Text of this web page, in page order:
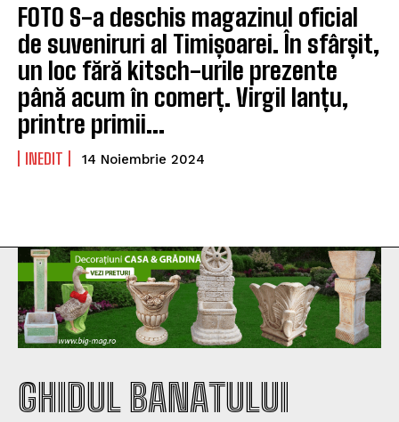
FOTO S-a deschis magazinul oficial
de suveniruri al Timișoarei. În sfârșit,
un loc fără kitsch-urile prezente
până acum în comerț. Virgil Ianțu,
printre primii...
INEDIT 14 Noiembrie 2024
GHIDUL BANATULUI